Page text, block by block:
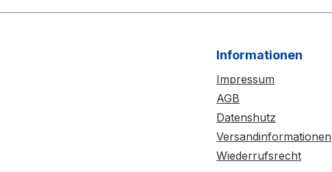
Informationen
Impressum
AGB
Datenshutz
Versandinformationen
Wiederrufsrecht